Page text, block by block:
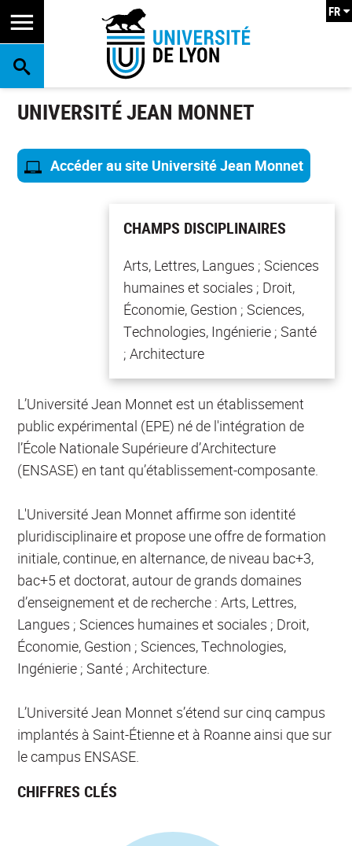
RECHERCHE
FR
UNIVERSITÉ JEAN MONNET
Accéder au site Université Jean Monnet
L’Université Jean Monnet est un établissement
public expérimental (EPE) né de l'intégration de
l’École Nationale Supérieure d’Architecture
(ENSASE) en tant qu’établissement-composante.
L'Université Jean Monnet affirme son identité
pluridisciplinaire et propose une offre de formation
initiale, continue, en alternance, de niveau bac+3,
bac+5 et doctorat, autour de grands domaines
d’enseignement et de recherche : Arts, Lettres,
Langues ; Sciences humaines et sociales ; Droit,
Économie, Gestion ; Sciences, Technologies,
Ingénierie ; Santé ; Architecture.
L’Université Jean Monnet s’étend sur cinq campus
implantés à Saint-Étienne et à Roanne ainsi que sur
le campus ENSASE.
CHIFFRES CLÉS
CHAMPS DISCIPLINAIRES
Arts, Lettres, Langues ; Sciences
humaines et sociales ; Droit,
Économie, Gestion ; Sciences,
Technologies, Ingénierie ; Santé
; Architecture